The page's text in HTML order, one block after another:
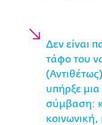
Δεν είναι
τάφο του
υπήρξε
σύμβαση:
κοινωνική,